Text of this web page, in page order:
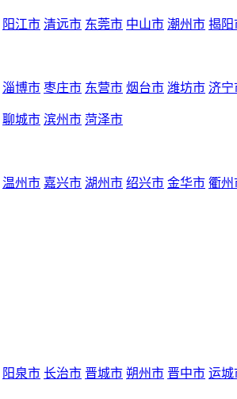
阳江市 清远市 东莞市 中山市 潮州市 揭阳
淄博市 枣庄市 东营市 烟台市 潍坊市 济宁
聊城市 滨州市 菏泽市
温州市 嘉兴市 湖州市 绍兴市 金华市 衢州
阳泉市 长治市 晋城市 朔州市 晋中市 运城